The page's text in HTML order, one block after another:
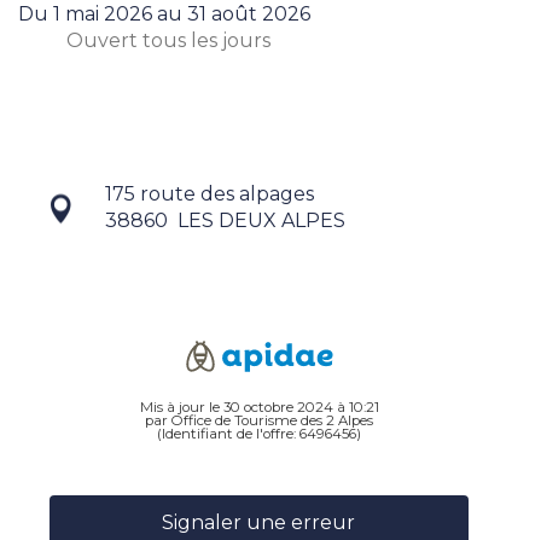
Du 1 mai 2026 au 31 août 2026
Ouvert tous les jours
175 route des alpages
38860 LES DEUX ALPES
Mis à jour le 30 octobre 2024 à 10:21
par Office de Tourisme des 2 Alpes
(Identifiant de l'offre: 6496456)
Signaler une erreur